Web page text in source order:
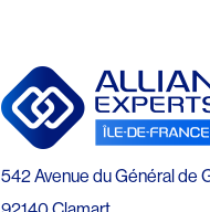
542 Avenue du Général de